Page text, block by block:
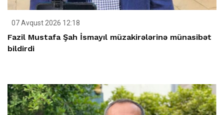
07 Avqust 2026 12:18
Fazil Mustafa Şah İsmayıl müzakirələrinə münasibət
bildirdi